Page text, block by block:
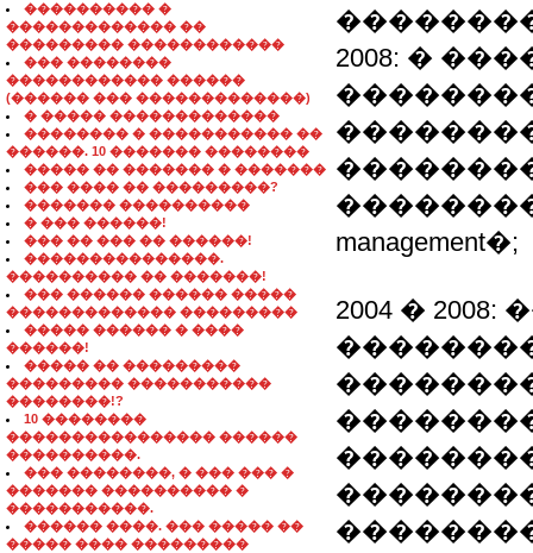
���������� �
������������� ��
��������� ������������
��� ��������
������������ ������
(������ ��� �������������)
� ����� �������������
�������� � ����������� ��
������. 10 ������� ��������
����� �� ������� � �������
��� ���� �� ���������?
������� ����������
� ��� ������!
��� �� ��� �� ������!
���������������.
���������� �� �������!
��� ������ ������ �����
������������� ���������
����� ������ � ����
������!
����� �� ���������
��������� �����������
��������!?
10 ��������
���������������� ������
����������.
��� ��������, � ��� ��� �
������� ���������� �
�����������.
������ ����. ��� ����� ��
����� ���� ���������
2008: �
management�;
2004 �